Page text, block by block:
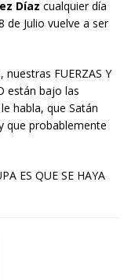
Díaz cualquier día
de Julio vuelve a ser
FUERZAS Y
están bajo las
habla, que Satán
que probablemente
ES QUE SE HAYA